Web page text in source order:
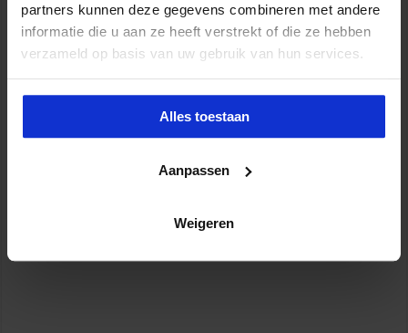
partners kunnen deze gegevens combineren met andere
informatie die u aan ze heeft verstrekt of die ze hebben
verzameld op basis van uw gebruik van hun services.
Alles toestaan
Aanpassen
Weigeren
Opleiding Sociale Veiligheid in de Organisatie
Opleiding Adviseur zorg en veiligheid